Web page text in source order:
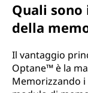
n
Quali
della
Il vantaggio
Optane™ è la
Memorizzando